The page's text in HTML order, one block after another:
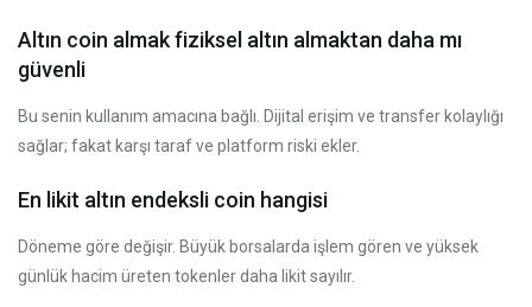
Altın coin almak fiziksel altın almaktan daha mı
güvenli
Bu senin kullanım amacına bağlı. Dijital erişim ve transfer kolaylığı
sağlar; fakat karşı taraf ve platform riski ekler.
En likit altın endeksli coin hangisi
Döneme göre değişir. Büyük borsalarda işlem gören ve yüksek
günlük hacim üreten tokenler daha likit sayılır.